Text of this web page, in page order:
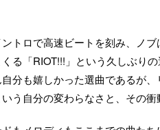
トロで高速ビートを刻み、ノ
る「RIOT!!!」という久しぶり
分も嬉しかった選曲であるが
う自分の変わらなさと、その